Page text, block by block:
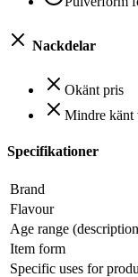
Nackdelar
Okänt pris
Mindre känt
Specifikationer
Brand
Flavour
Age range
Item form
Specific uses for